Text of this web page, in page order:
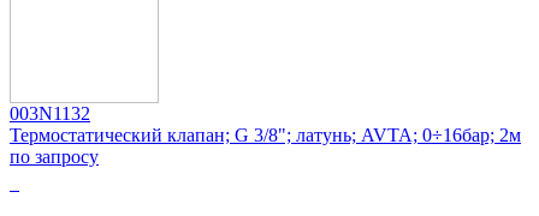
003N1132
Термостатический клапан; G 3/8"; латунь; AVTA; 0÷16бар; 2м
по запросу